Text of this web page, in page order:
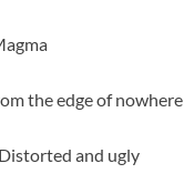
the edge of nowhere
and ugly